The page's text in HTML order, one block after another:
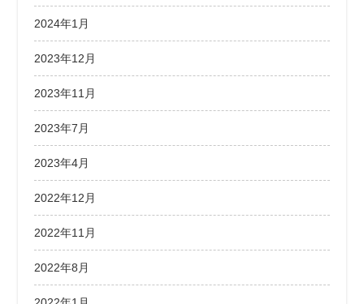
2024年1月
2023年12月
2023年11月
2023年7月
2023年4月
2022年12月
2022年11月
2022年8月